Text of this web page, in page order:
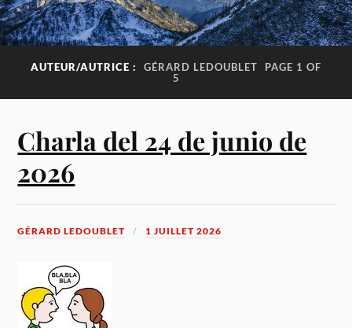
AUTEUR/AUTRICE : GÉRARD LEDOUBLET
PAGE 1 OF
5
Charla del 24 de junio de
2026
GÉRARD LEDOUBLET 1 JUILLET 2026